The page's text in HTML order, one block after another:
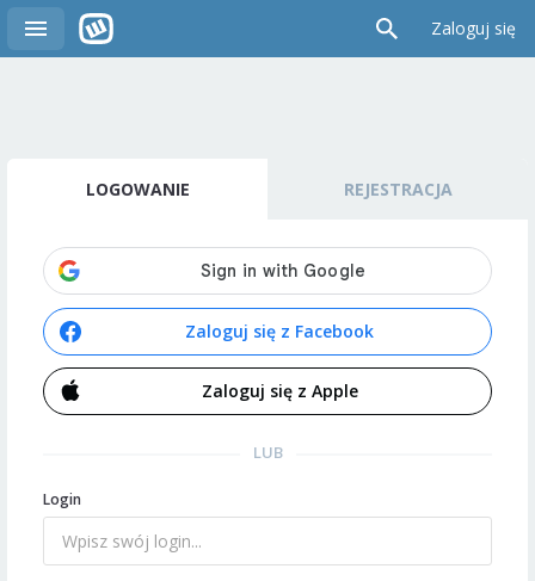
Zaloguj się
LOGOWANIE REJESTRACJA
Zaloguj się z Facebook
Zaloguj się z Apple
LUB
Login